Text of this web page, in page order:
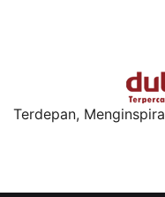
Terdepan,